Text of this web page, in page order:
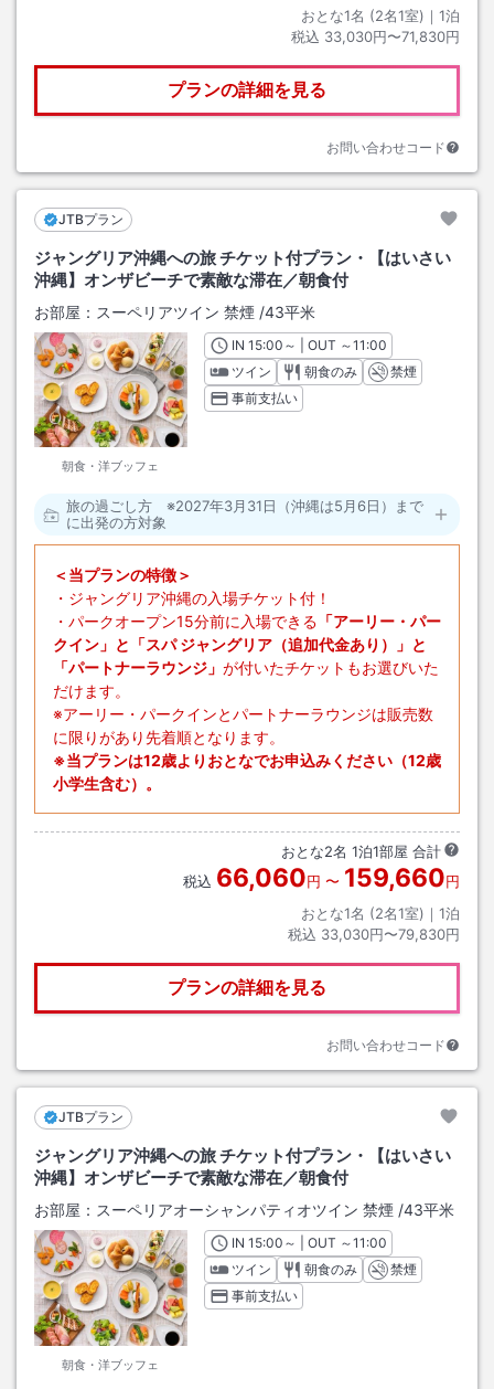
おとな1名 (2名1室)｜ 1泊
税込 33,030円〜71,830円
プランの詳細を見る
お問い合わせコード
JTBプラン
ジャングリア沖縄への旅 チケット付プラン・【はいさい
沖縄】オンザビーチで素敵な滞在／朝食付
お部屋： スーペリアツイン 禁煙 /43平米
朝食・洋ブッフェ
INチェックイン
15:00 ～ | OUT チェックアウト
～11:00
ツイン
朝食のみ
禁煙
事前支払い
旅の過ごし方 ※2027年3月31日（沖縄は5月6日）まで
に出発の方対象
＜当プランの特徴＞
・ジャングリア沖縄の入場チケット付！
・パークオープン15分前に入場できる 「アーリー・パー
クイン」と「スパ ジャングリア（追加代金あり）」と
「パートナーラウンジ」 が付いたチケットもお選びいた
だけます。
※アーリー・パークインとパートナーラウンジは販売数
に限りがあり先着順となります。
※当プランは12歳よりおとなでお申込みください（12歳
小学生含む）。
おとな2名 1泊1部屋 合計
税込 66,060円 〜 159,660円
おとな1名 (2名1室)｜ 1泊
税込 33,030円〜79,830円
プランの詳細を見る
お問い合わせコード
JTBプラン
ジャングリア沖縄への旅 チケット付プラン・【はいさい
沖縄】オンザビーチで素敵な滞在／朝食付
お部屋： スーペリアオーシャンパティオツイン 禁煙 /43平米
朝食・洋ブッフェ
INチェックイン
15:00 ～ | OUT チェックアウト
～11:00
ツイン
朝食のみ
禁煙
事前支払い